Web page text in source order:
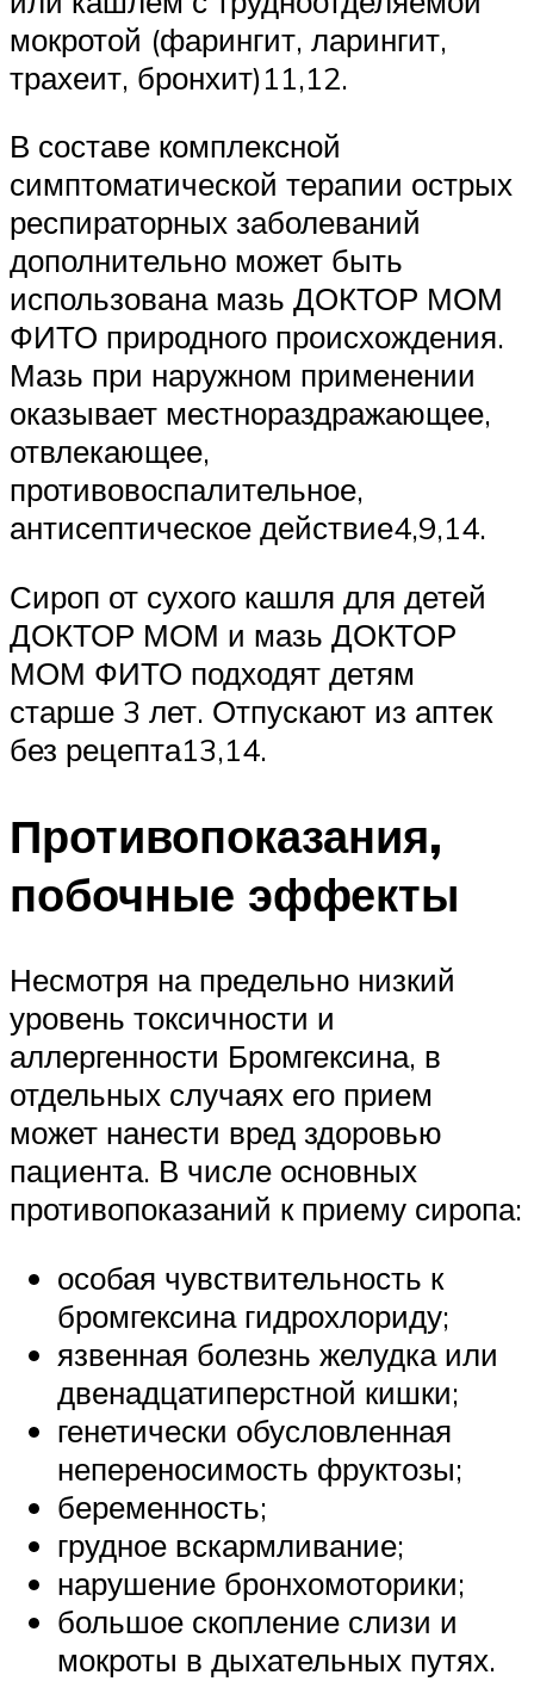
мокротой (фарингит, ларингит,
трахеит, бронхит)11,12.
В составе комплексной
симптоматической терапии острых
респираторных заболеваний
дополнительно может быть
использована мазь ДОКТОР МОМ
ФИТО природного происхождения.
Мазь при наружном применении
оказывает местнораздражающее,
отвлекающее,
противовоспалительное,
антисептическое действие4,9,14.
Сироп от сухого кашля для детей
ДОКТОР МОМ и мазь ДОКТОР
МОМ ФИТО подходят детям
старше 3 лет. Отпускают из аптек
без рецепта13,14.
Противопоказания,
побочные эффекты
Несмотря на предельно низкий
уровень токсичности и
аллергенности Бромгексина, в
отдельных случаях его прием
может нанести вред здоровью
пациента. В числе основных
противопоказаний к приему сиропа:
особая чувствительность к
бромгексина гидрохлориду;
язвенная болезнь желудка или
двенадцатиперстной кишки;
генетически обусловленная
непереносимость фруктозы;
беременность;
грудное вскармливание;
нарушение бронхомоторики;
большое скопление слизи и
мокроты в дыхательных путях.